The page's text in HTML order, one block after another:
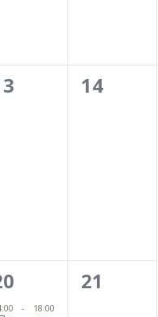
0
14
- 18:00
0
21